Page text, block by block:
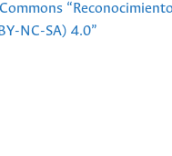
NC-SA) 4.0”